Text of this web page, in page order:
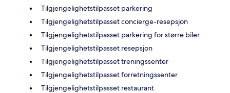
Tilgjengelighetstilpasset parkering
Tilgjengelighetstilpasset concierge-resepsjon
Tilgjengelighetstilpasset parkering for større biler
Tilgjengelighetstilpasset resepsjon
Tilgjengelighetstilpasset treningssenter
Tilgjengelighetstilpasset forretningssenter
Tilgjengelighetstilpasset restaurant